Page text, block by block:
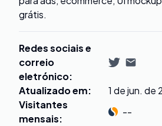
grátis.
Redes sociais e
correio
eletrónico:
Atualizado em:
1 de jun. de
Visitantes
mensais:
--